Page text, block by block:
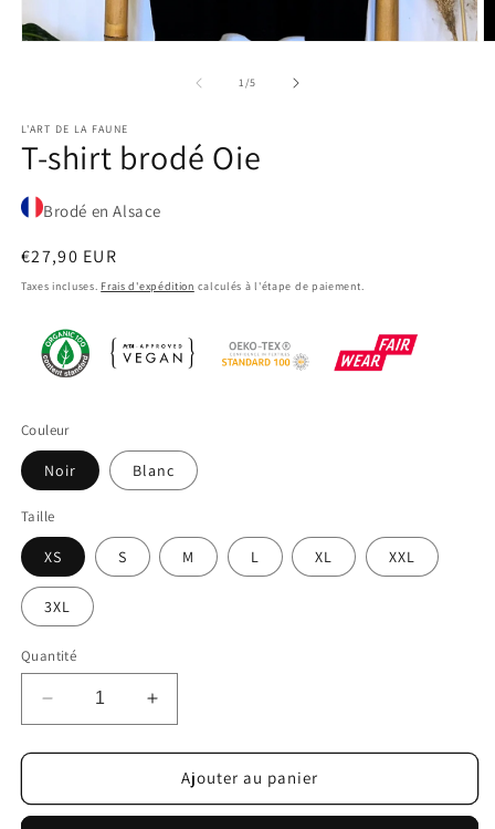
une
fenêtre
modale
1/de
5
L'ART DE LA FAUNE
T-shirt brodé Oie
Brodé en Alsace
Prix
habituel
€27,90 EUR
Taxes incluses. Frais d'expédition calculés à l'étape de paiement.
Couleur
Noir Blanc
Taille
XS S M L XL XXL
3XL
Quantité
Réduire
la
quantité
T-
Augmenter
la
quantité
T-
Ajouter au panier